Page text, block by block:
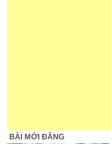
BÀI MỚI ĐĂNG